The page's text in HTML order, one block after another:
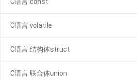
C语言 volatile
C语言 结构体struct
C语言 联合体union